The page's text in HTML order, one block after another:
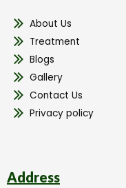
About Us
Treatment
Blogs
Gallery
Contact Us
Privacy policy
Address